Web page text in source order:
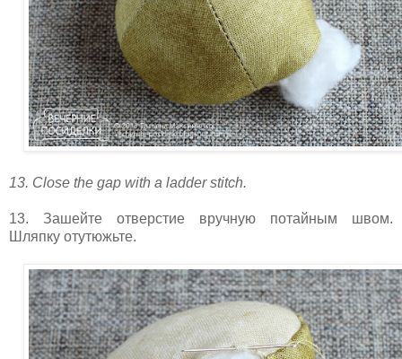
13. Close the gap with a ladder stitch.
13. Зашейте отверстие вручную потайным швом.
Шляпку отутюжьте.